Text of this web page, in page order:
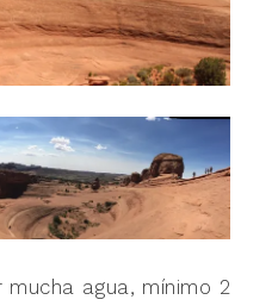
agua, mínimo 2